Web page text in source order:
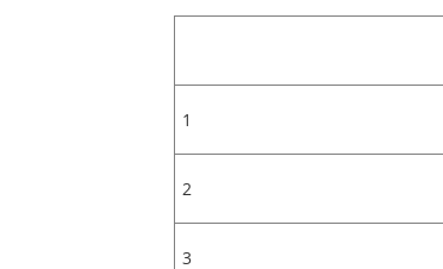
1
2
3